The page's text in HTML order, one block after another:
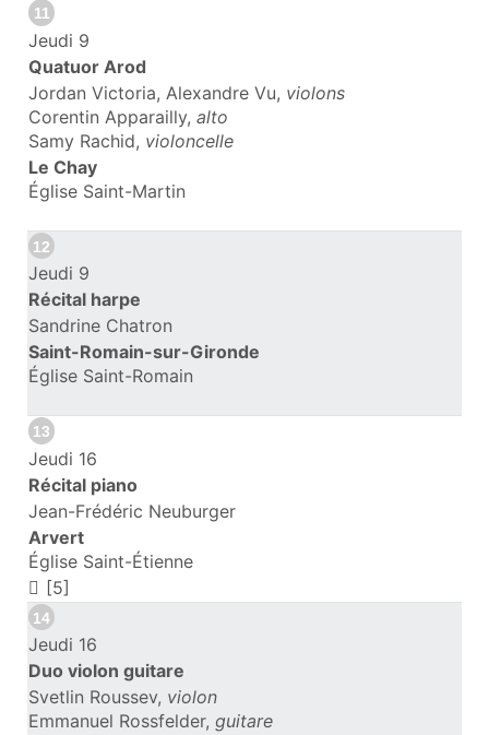
11
Jeudi 9
Quatuor Arod
Jordan Victoria, Alexandre Vu, violons
Corentin Apparailly, alto
Samy Rachid, violoncelle
Le Chay
Église Saint-Martin
12
Jeudi 9
Récital harpe
Sandrine Chatron
Saint-Romain-sur-Gironde
Église Saint-Romain
13
Jeudi 16
Récital piano
Jean-Frédéric Neuburger
Arvert
Église Saint-Étienne
[5]
14
Jeudi 16
Duo violon guitare
Svetlin Roussev, violon
Emmanuel Rossfelder, guitare